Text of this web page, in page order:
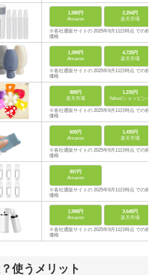
1,580円
Amazon
2,254円
楽天市場
※各社通販サイトの 2025年9月11日時点 での税
価格
1,399円
Amazon
4,728円
楽天市場
※各社通販サイトの 2025年9月11日時点 での税
価格
888円
楽天市場
1,230円
Yahoo!ショッピング
※各社通販サイトの 2025年9月11日時点 での税
価格
605円
Amazon
1,430円
楽天市場
※各社通販サイトの 2025年9月11日時点 での税
価格
897円
Amazon
※各社通販サイトの 2025年9月11日時点 での税
価格
1,998円
Amazon
3,648円
楽天市場
※各社通販サイトの 2025年9月11日時点 での税
価格
使うメリット